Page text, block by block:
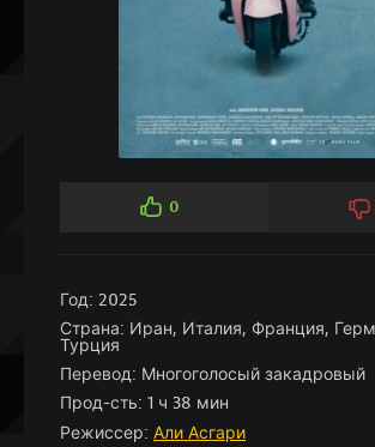
0
Год: 2025
Страна: Иран, Италия, Франция,
Турция
Перевод: Многоголосый закадровый
Прод-сть: 1 ч 38 мин
Режиссер: Али Асгари